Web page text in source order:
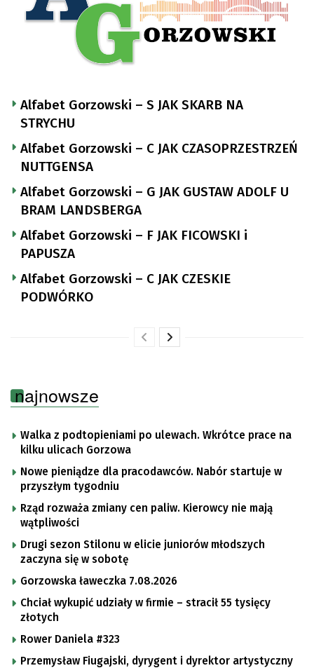
Alfabet Gorzowski – S JAK SKARB NA
STRYCHU
Alfabet Gorzowski – C JAK CZASOPRZESTRZEŃ
NUTTGENSA
Alfabet Gorzowski – G JAK GUSTAW ADOLF U
BRAM LANDSBERGA
Alfabet Gorzowski – F JAK FICOWSKI i
PAPUSZA
Alfabet Gorzowski – C JAK CZESKIE
PODWÓRKO
najnowsze
Walka z podtopieniami po ulewach. Wkrótce prace na
kilku ulicach Gorzowa
Nowe pieniądze dla pracodawców. Nabór startuje w
przyszłym tygodniu
Rząd rozważa zmiany cen paliw. Kierowcy nie mają
wątpliwości
Drugi sezon Stilonu w elicie juniorów młodszych
zaczyna się w sobotę
Gorzowska ławeczka 7.08.2026
Chciał wykupić udziały w firmie – stracił 55 tysięcy
złotych
Rower Daniela #323
Przemysław Fiugajski, dyrygent i dyrektor artystyczny